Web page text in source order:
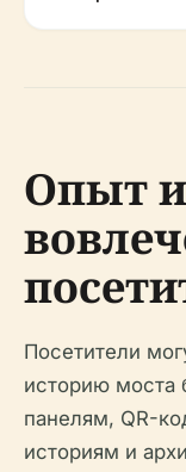
Опыт и
Посетители
историю моста
панелям, QR-
историям и